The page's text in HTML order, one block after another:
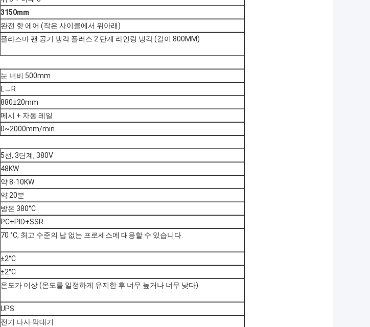
3150mm
완전 핫 에어 (작은 사이클에서 위아래)
플라즈마 팬 공기 냉각 플러스 2 단계 라인링 냉각 (길이 800MM)
눈 너비 500mm
L→R
880±20mm
메시 + 자동 레일
0~2000mm/min
5선, 3단계, 380V
48KW
약 8-10KW
약 20분
방온 380°C
PC+PID+SSR
70 °C, 최고 수준의 납 없는 프로세스에 대응할 수 있습니다.
±2°C
±2°C
온도가 이상 (온도를 일정하게 유지한 후 너무 높거나 너무 낮다)
UPS
전기 나사 막대기